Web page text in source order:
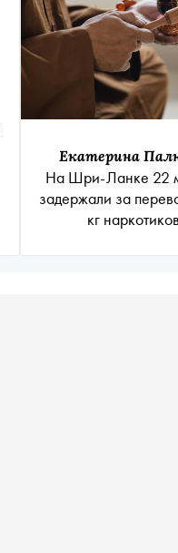
Екатерина
На Шри-Ланке 22
задержали за
кг